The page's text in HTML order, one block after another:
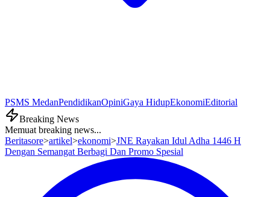
PSMS MedanPendidikanOpiniGaya HidupEkonomiEditorial
Breaking News
Memuat breaking news...
Beritasore>artikel>ekonomi>JNE Rayakan Idul Adha 1446 H
Dengan Semangat Berbagi Dan Promo Spesial